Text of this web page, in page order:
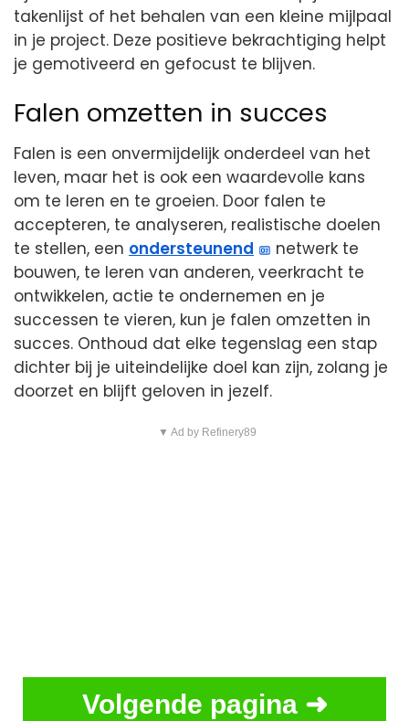
takenlijst of het behalen van een kleine mijlpaal
in je project. Deze positieve bekrachtiging helpt
je gemotiveerd en gefocust te blijven.
Falen omzetten in succes
Falen is een onvermijdelijk onderdeel van het
leven, maar het is ook een waardevolle kans
om te leren en te groeien. Door falen te
accepteren, te analyseren, realistische doelen
te stellen, een ondersteunend
netwerk te
bouwen, te leren van anderen, veerkracht te
ontwikkelen, actie te ondernemen en je
successen te vieren, kun je falen omzetten in
succes. Onthoud dat elke tegenslag een stap
dichter bij je uiteindelijke doel kan zijn, zolang je
doorzet en blijft geloven in jezelf.
▼ Ad by Refinery89
Volgende pagina ➜